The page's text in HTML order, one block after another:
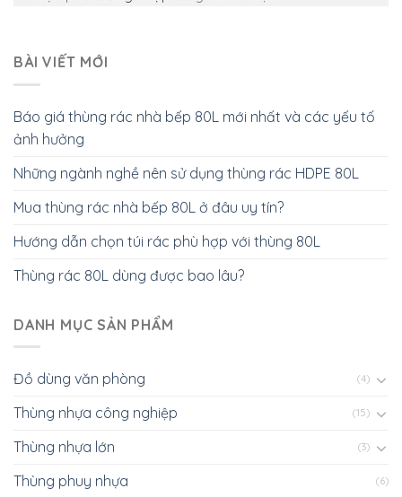
BÀI VIẾT MỚI
Báo giá thùng rác nhà bếp 80L mới nhất và các yếu tố
ảnh hưởng
Những ngành nghề nên sử dụng thùng rác HDPE 80L
Mua thùng rác nhà bếp 80L ở đâu uy tín?
Hướng dẫn chọn túi rác phù hợp với thùng 80L
Thùng rác 80L dùng được bao lâu?
DANH MỤC SẢN PHẨM
Đồ dùng văn phòng (4)
Thùng nhựa công nghiệp (15)
Thùng nhựa lớn (3)
Thùng phuy nhựa (6)